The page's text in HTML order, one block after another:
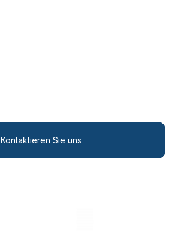
Kontaktieren Sie uns